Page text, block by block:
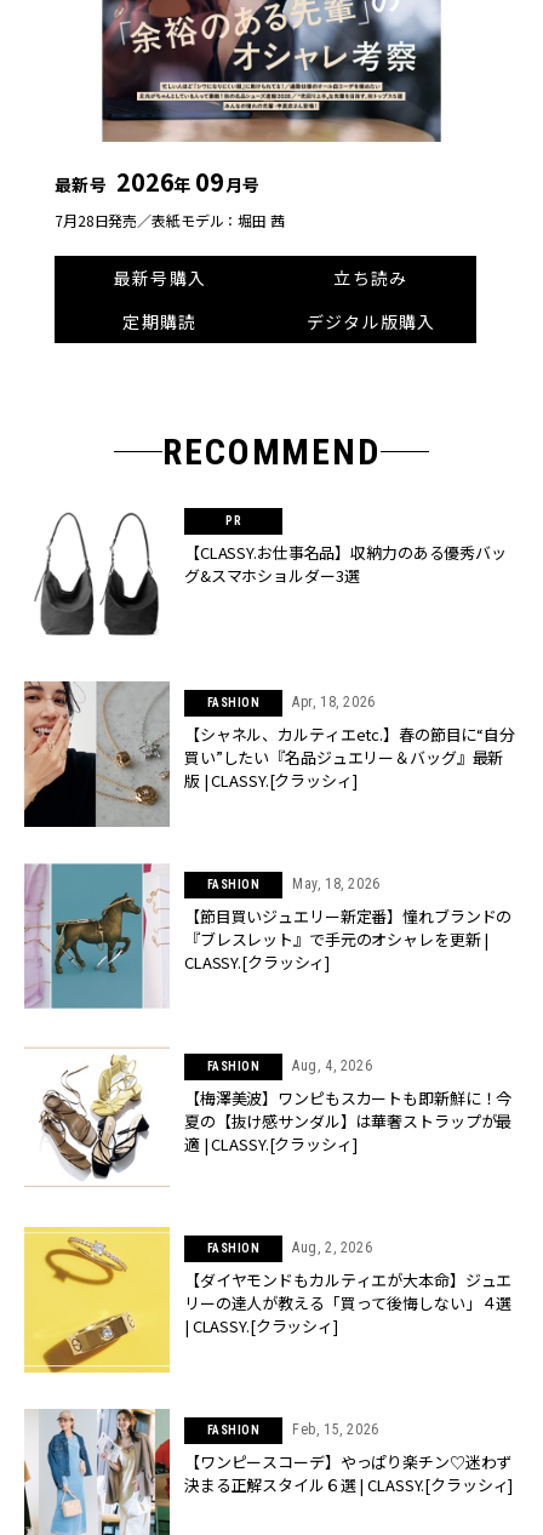
最新号 2026年 09月号
7月28日発売／表紙モデル：堀田 茜
最新号購入
立ち読み
定期購読
デジタル版購入
RECOMMEND
【CLASSY.お仕事名品】収納力のある優秀バッ
グ&スマホショルダー3選
FASHION Apr, 18, 2026
【シャネル、カルティエetc.】春の節目に“自分
買い”したい『名品ジュエリー＆バッグ』最新
版 | CLASSY.[クラッシィ]
FASHION May, 18, 2026
【節目買いジュエリー新定番】憧れブランドの
『ブレスレット』で手元のオシャレを更新 |
CLASSY.[クラッシィ]
FASHION Aug, 4, 2026
【梅澤美波】ワンピもスカートも即新鮮に！今
夏の【抜け感サンダル】は華奢ストラップが最
適 | CLASSY.[クラッシィ]
FASHION Aug, 2, 2026
【ダイヤモンドもカルティエが大本命】ジュエ
リーの達人が教える「買って後悔しない」４選
| CLASSY.[クラッシィ]
FASHION Feb, 15, 2026
【ワンピースコーデ】やっぱり楽チン♡迷わず
決まる正解スタイル６選 | CLASSY.[クラッシィ]